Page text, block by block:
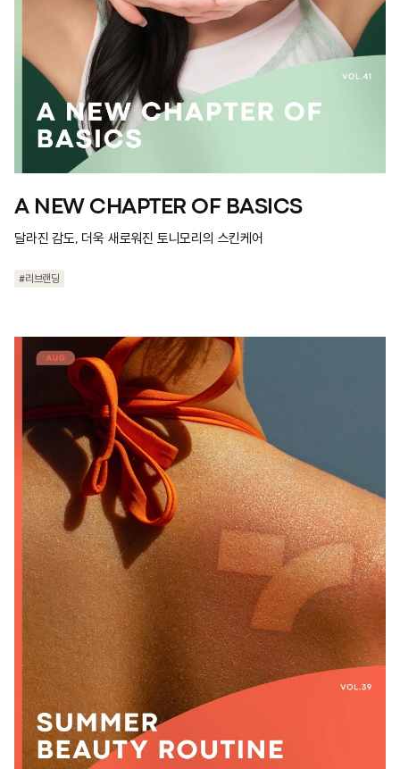
A NEW CHAPTER OF BASICS
달라진 감도, 더욱 새로워진 토니모리의 스킨케어
#리브랜딩